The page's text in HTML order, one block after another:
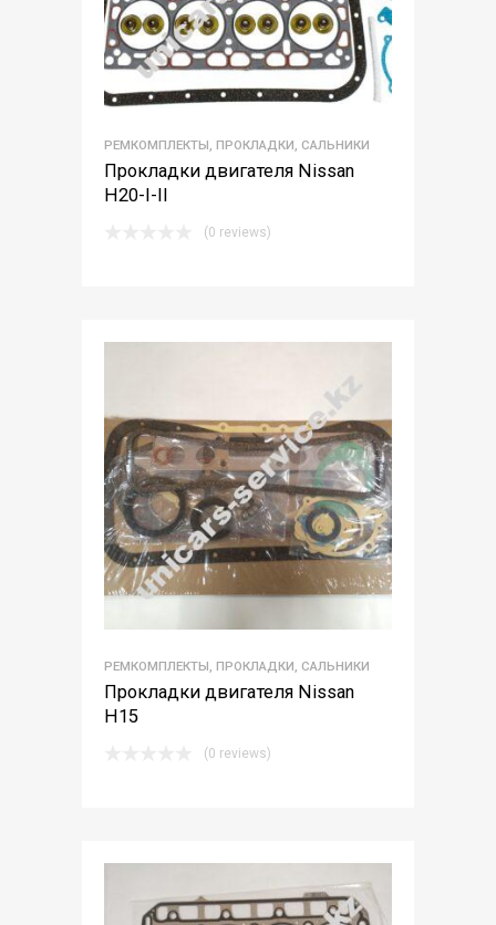
РЕМКОМПЛЕКТЫ, ПРОКЛАДКИ, САЛЬНИКИ
Прокладки двигателя Nissan
H20-I-II
(0 reviews)
РЕМКОМПЛЕКТЫ, ПРОКЛАДКИ, САЛЬНИКИ
Прокладки двигателя Nissan
H15
(0 reviews)